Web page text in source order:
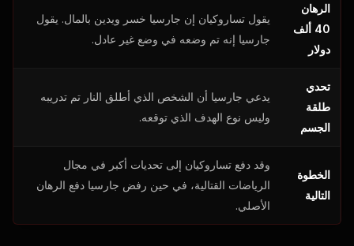
الرهان
40 ألف
دولار
يقول تساروكيان إن جارسيا خسر ويدين بالمال. يقول
جارسيا إنه تم وضعه في وضع غير عادل.
تحدي
طلقة
الجسم
يدعي جارسيا أن الشخص الذي أطلق النار تم تدريبه
وليس نوع الهدف الذي توقعه.
الخطوة
التالية
وقد دفع تساروكيان إلى تحديات أكبر في مجال
الرياضات القتالية، في حين رفض جارسيا دفع الرهان
الأصلي.